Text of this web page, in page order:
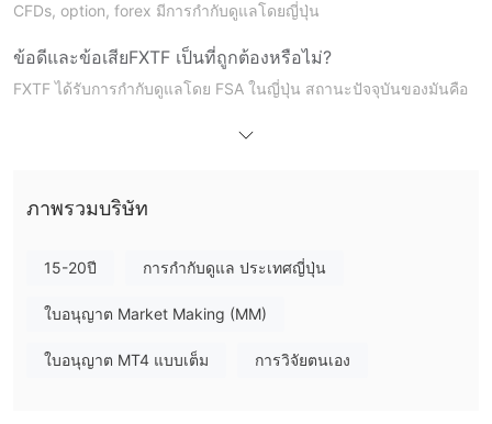
CFDs, option, forex มีการกำกับดูแลโดยญี่ปุ่น
ข้อดีและข้อเสียFXTF เป็นที่ถูกต้องหรือไม่?
FXTF ได้รับการกำกับดูแลโดย FSA ในญี่ปุ่น สถานะปัจจุบันของมันคือ
และฟอเร็กซ์
ประเภทบัญชี
บัญชีบริษัท แต่ไม่มีข้อมูลเพิ่มเติมเกี่ยวกับบัญชี
แพลตฟอร์มการซื้อขาย
ภาพรวมบริษัท
15-20ปี การกำกับดูแล ประเทศญี่ปุ่น
ใบอนุญาต Market Making (MM)
ใบอนุญาต MT4 แบบเต็ม การวิจัยตนเอง